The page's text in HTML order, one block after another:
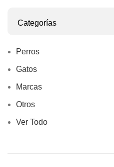
Categorías
Perros
Gatos
Marcas
Otros
Ver Todo